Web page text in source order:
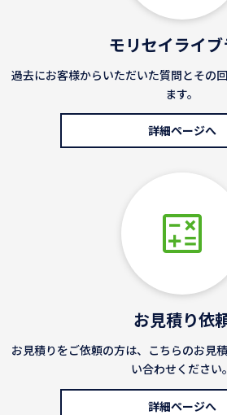
モリセイライブ
過去にお客様からいただいた質問とその
ます。
詳細ページへ
お見積り依
お見積りをご依頼の方は、こちらのお見
い合わせください。
詳細ページへ